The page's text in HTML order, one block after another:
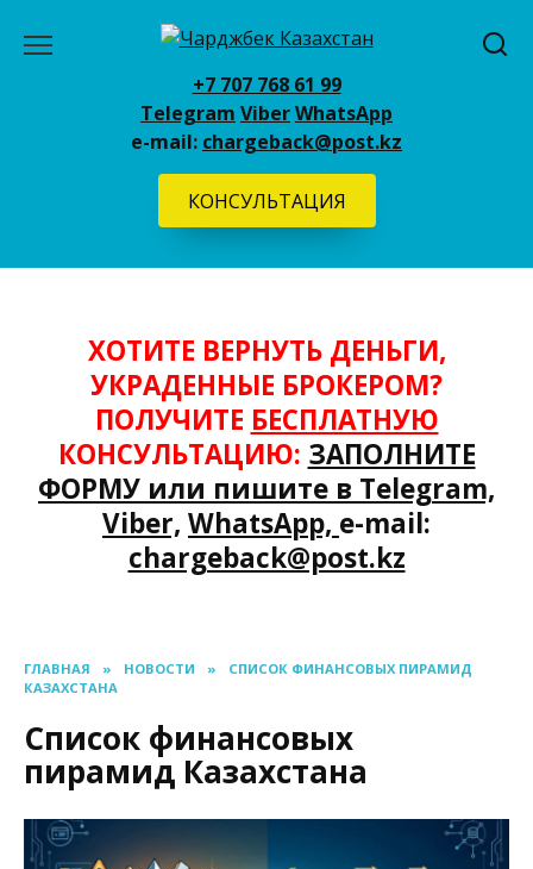
+7 707 768 61 99
Telegram ViberWhatsApp
e-mail: chargeback@post.kz
КОНСУЛЬТАЦИЯ
ХОТИТЕ ВЕРНУТЬ ДЕНЬГИ,
УКРАДЕННЫЕ БРОКЕРОМ?
ПОЛУЧИТЕ БЕСПЛАТНУЮ
КОНСУЛЬТАЦИЮ: ЗАПОЛНИТЕ
ФОРМУ или пишите в Telegram,
Viber, WhatsApp, e-mail:
chargeback@post.kz
ГЛАВНАЯ » НОВОСТИ »
СПИСОК ФИНАНСОВЫХ ПИРАМИД
КАЗАХСТАНА
Список финансовых
пирамид Казахстана